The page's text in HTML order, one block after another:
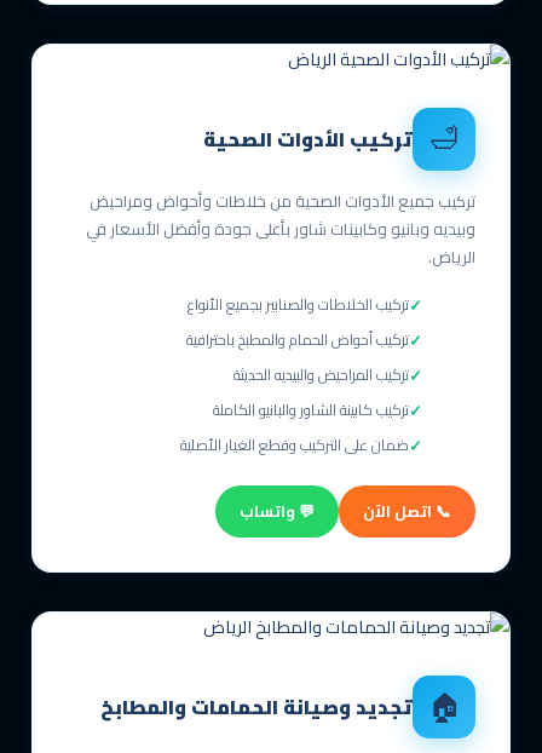
🛁 تركيب الأدوات الصحية
تركيب جميع الأدوات الصحية من خلاطات وأحواض ومراحيض
وبيديه وبانيو وكابينات شاور بأعلى جودة وأفضل الأسعار في
الرياض.
تركيب الخلاطات والصنابير بجميع الأنواع
تركيب أحواض الحمام والمطبخ باحترافية
تركيب المراحيض والبيديه الحديثة
تركيب كابينة الشاور والبانيو الكاملة
ضمان على التركيب وقطع الغيار الأصلية
📞 اتصل الآن 💬 واتساب
🏠 تجديد وصيانة الحمامات والمطابخ